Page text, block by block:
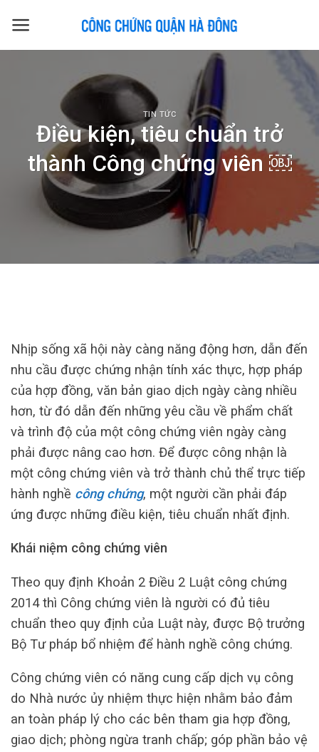
TIN TỨC
Điều kiện, tiêu chuẩn trở
thành Công chứng viên ￼
Nhịp sống xã hội này càng năng động hơn, dẫn đến
nhu cầu được chứng nhận tính xác thực, hợp pháp
của hợp đồng, văn bản giao dịch ngày càng nhiều
hơn, từ đó dẫn đến những yêu cầu về phẩm chất
và trình độ của một công chứng viên ngày càng
phải được nâng cao hơn. Để được công nhận là
một công chứng viên và trở thành chủ thể trực tiếp
hành nghề công chứng, một người cần phải đáp
ứng được những điều kiện, tiêu chuẩn nhất định.
Khái niệm công chứng viên
Theo quy định Khoản 2 Điều 2 Luật công chứng
2014 thì Công chứng viên là người có đủ tiêu
chuẩn theo quy định của Luật này, được Bộ trưởng
Bộ Tư pháp bổ nhiệm để hành nghề công chứng.
Công chứng viên có năng cung cấp dịch vụ công
do Nhà nước ủy nhiệm thực hiện nhằm bảo đảm
an toàn pháp lý cho các bên tham gia hợp đồng,
giao dịch; phòng ngừa tranh chấp; góp phần bảo vệ